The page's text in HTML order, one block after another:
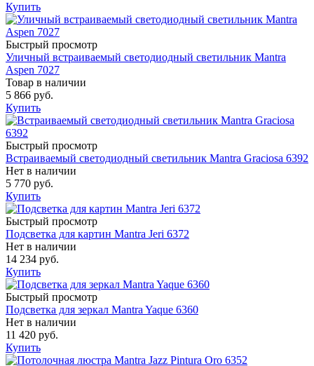
Купить
Быстрый просмотр
Уличный встраиваемый светодиодный светильник Mantra
Aspen 7027
Товар в наличии
5 866 руб.
Купить
Быстрый просмотр
Встраиваемый светодиодный светильник Mantra Graciosa 6392
Нет в наличии
5 770 руб.
Купить
Быстрый просмотр
Подсветка для картин Mantra Jeri 6372
Нет в наличии
14 234 руб.
Купить
Быстрый просмотр
Подсветка для зеркал Mantra Yaque 6360
Нет в наличии
11 420 руб.
Купить